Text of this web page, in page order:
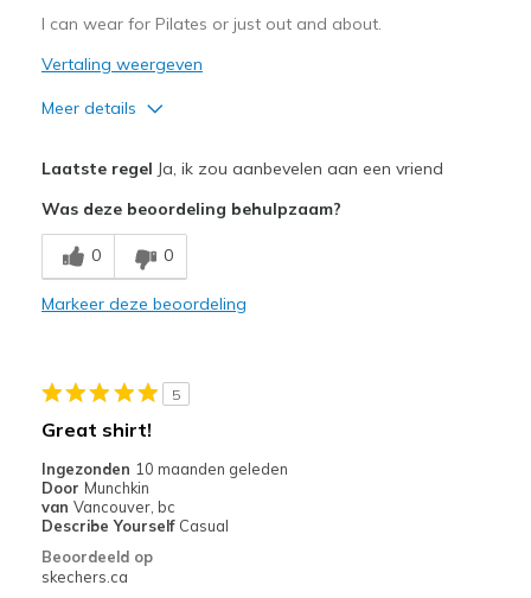
I can wear for Pilates or just out and about.
Vertaling weergeven
Meer details
Beste toepassingen
Casual Wear
Pilates classes
Sizing
Laatste regel Ja, ik zou aanbevelen aan een vriend
Was deze beoordeling behulpzaam?
0 0
Markeer deze beoordeling
5
Great shirt!
Ingezonden 10 maanden geleden
Door Munchkin
van Vancouver, bc
Describe Yourself Casual
Beoordeeld op
skechers.ca